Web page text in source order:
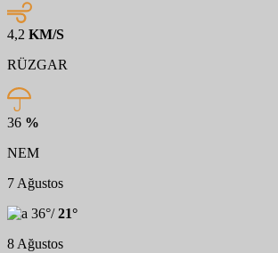
4,2 KM/S
RÜZGAR
36 %
NEM
7 Ağustos
36°/21°
8 Ağustos